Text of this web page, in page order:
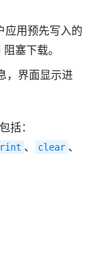
应用预先写入的
阻塞下载。
，界面显示进
括：
、 clear 、